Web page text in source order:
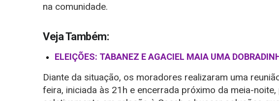
na comunidade.
Veja Também:
ELEIÇÕES: TABANEZ E AGACIEL MAIA UMA
Diante da situação, os moradores realizaram uma
feira, iniciada às 21h e encerrada próximo da meia-